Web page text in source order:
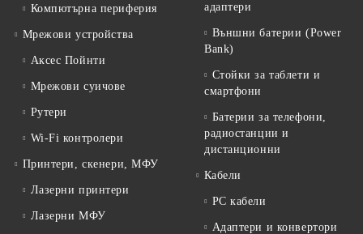
Компютърна периферия
Мрежови устройства
Аксес Пойнти
Мрежови суичове
Рутери
Wi-Fi контролери
Принтери, скенери, МФУ
Лазерни принтери
Лазерни МФУ
адаптери
Външни батерии (Power
Bank)
Стойки за таблети и
смартфони
Батерии за телефони,
радиостанции и
дистанционни
Кабели
PC кабели
Адаптери и конвертори